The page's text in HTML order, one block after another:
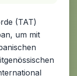
(TAT)
um mit